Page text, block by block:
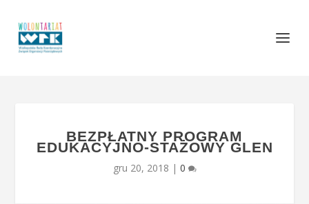
BEZPŁATNY PROGRAM
EDUKACYJNO-STAŻOWY GLEN
gru 20, 2018 | 0